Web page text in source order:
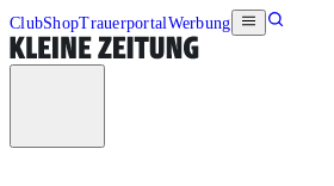
ClubShopTrauerportalWerbung